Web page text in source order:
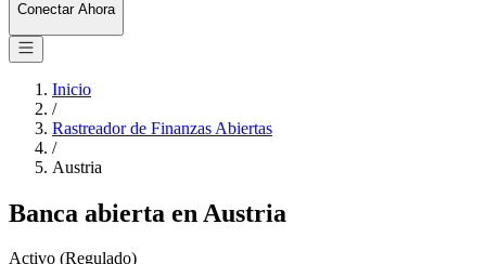
Conectar Ahora
Inicio
/
Rastreador de Finanzas Abiertas
/
Austria
Banca abierta en Austria
Activo (Regulado)